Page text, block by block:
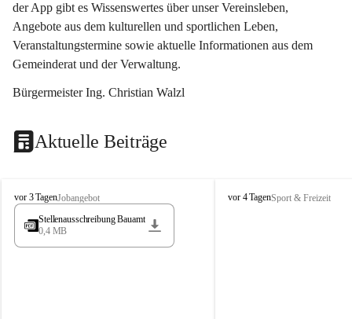
der App gibt es Wissenswertes über unser Vereinsleben,
Angebote aus dem kulturellen und sportlichen Leben,
Veranstaltungstermine sowie aktuelle Informationen aus dem
Gemeinderat und der Verwaltung.
Bürgermeister Ing. Christian Walzl
Aktuelle Beiträge
S
t
s
vor 3 TagenJobangebot
Stellenausschreibung Bauamt
0,4 MB
S
vor 4 TagenSport & Freizeit